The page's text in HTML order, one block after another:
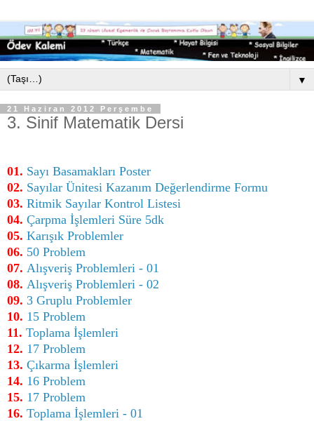
▼
21 Haziran 2012 Perşembe
3. Sinif Matematik Dersi
01. Sayı Basamakları Poster
02. Sayılar Ünitesi Kazanım Değerlendirme Formu
03. Ritmik Sayılar Kontrol Listesi
04. Çarpma İşlemleri Süre 5dk
05. Karışık Problemler
06. 50 Problem
07. Alışveriş Problemleri - 01
08. Alışveriş Problemleri - 02
09. 3 Gruplu Problemler
10. 15 Problem
11. Toplama İşlemleri
12. 17 Problem
13. Çıkarma İşlemleri
14. 16 Problem
15. 17 Problem
16. Toplama İşlemleri - 01